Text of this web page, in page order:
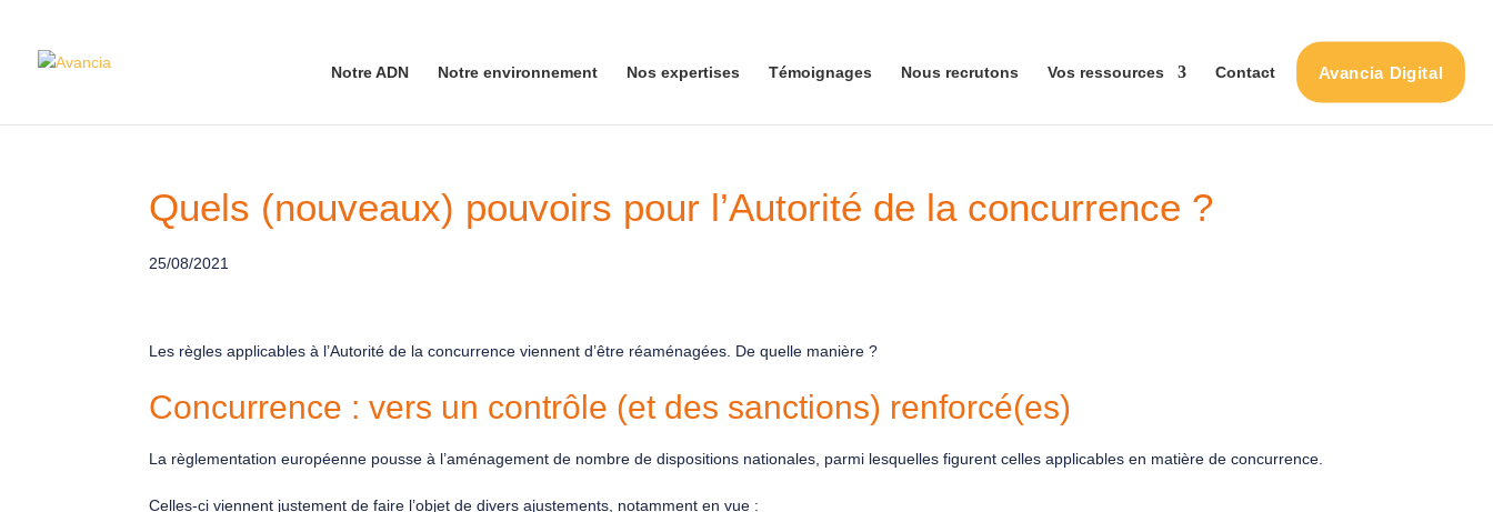
Notre ADN Notre environnement Nos expertises Témoignages Nous recrutons Vos ressources Contact Avancia Digital
Quels (nouveaux) pouvoirs pour l’Autorité de la concurrence ?
25/08/2021
Les règles applicables à l’Autorité de la concurrence viennent d’être réaménagées. De quelle manière ?
Concurrence : vers un contrôle (et des sanctions) renforcé(es)
La règlementation européenne pousse à l’aménagement de nombre de dispositions nationales, parmi lesquelles figurent celles applicables en matière de concurrence.
Celles-ci viennent justement de faire l’objet de divers ajustements, notamment en vue :